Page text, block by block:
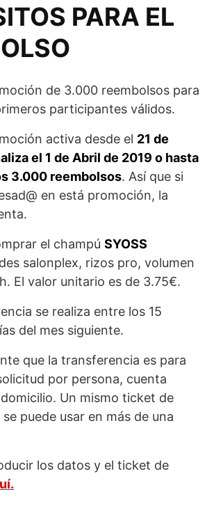
PARA EL
de 3.000 reembolsos para
participantes válidos.
activa desde el 21 de
el 1 de Abril de 2019 o hasta
3.000 reembolsos. Así que si
en está promoción, la
el champú SYOSS
salonplex, rizos pro, volumen
El valor unitario es de 3.75€.
se realiza entre los 15
del mes siguiente.
que la transferencia es para
por persona, cuenta
Un mismo ticket de
puede usar en más de una
los datos y el ticket de